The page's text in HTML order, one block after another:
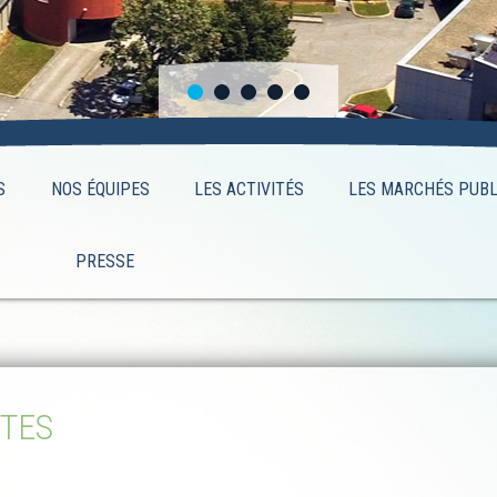
NOS ÉQUIPES LES ACTIVITÉS LES MARCHÉS
PRESSE